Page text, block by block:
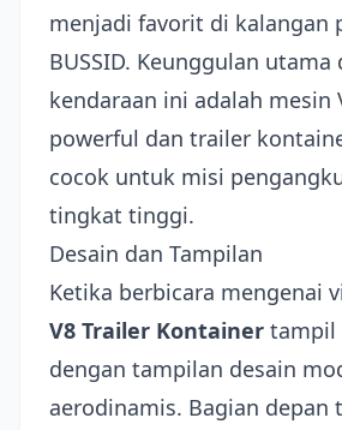
menjadi favorit di kalangan
BUSSID. Keunggulan utama
kendaraan ini adalah mesin
powerful dan trailer
cocok untuk misi
tingkat tinggi.
Desain dan Tampilan
Ketika berbicara mengenai
V8 Trailer Kontainer tampil
dengan tampilan desain
aerodinamis. Bagian depan